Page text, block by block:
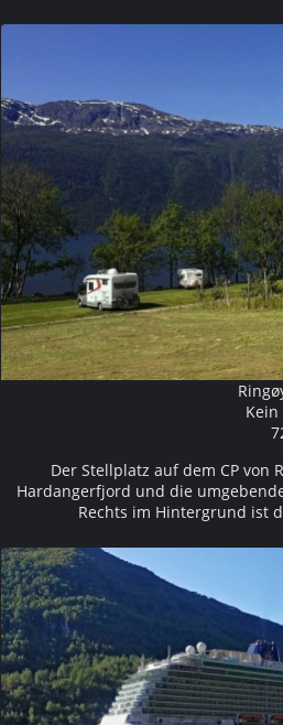
Kein
Der Stellplatz auf dem CP von
Hardangerfjord und die
Rechts im Hintergrund ist